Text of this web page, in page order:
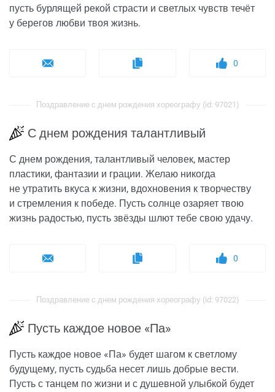
пусть бурлящей рекой страсти и светлых чувств течёт
у берегов любви твоя жизнь.
0
Поздравление с днем рождения хореографу (id: 97021)
С днем рождения талантливый
С днем рождения, талантливый человек, мастер
пластики, фантазии и грации. Желаю никогда
не утратить вкуса к жизни, вдохновения к творчеству
и стремления к победе. Пусть солнце озаряет твою
жизнь радостью, пусть звёзды шлют тебе свою удачу.
0
Поздравление с днем рождения хореографу (id: 97022)
Пусть каждое новое «Па»
Пусть каждое новое «Па» будет шагом к светлому
будущему, пусть судьба несет лишь добрые вести.
Пусть с танцем по жизни и с душевной улыбкой будет